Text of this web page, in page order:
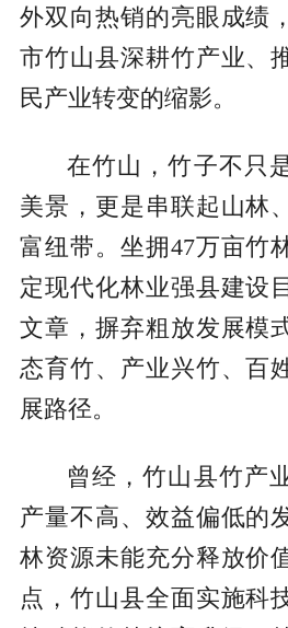
外双向热销的亮眼成绩
市竹山县深耕竹产业、
民产业转变的缩影。
在竹山，竹子不只
美景，更是串联起山林
富纽带。坐拥47万亩竹
定现代化林业强县建设
文章，摒弃粗放发展模
态育竹、产业兴竹、百
展路径。
曾经，竹山县竹产
产量不高、效益偏低的
林资源未能充分释放价
点，竹山县全面实施科